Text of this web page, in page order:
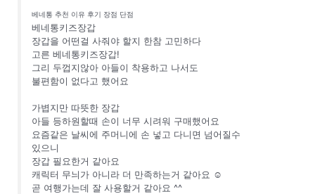
베네통 추천 이유 후기 장점 단점
베네통키즈장갑
장갑을 어떤걸 사줘야 할지 한참 고민하다
고른 베네통키즈장갑!
그리 두껍지않아 아들이 착용하고 나서도
불편함이 없다고 했어요
가볍지만 따뜻한 장갑
아들 등하원할때 손이 너무 시려워 구매했어요
요즘같은 날씨에 주머니에 손 넣고 다니면 넘어질수
있으니
장갑 필요한거 같아요
캐릭터 무늬가 아니라 더 만족하는거 같아요 ☺️
곧 여행가는데 잘 사용할거 같아요 ^^